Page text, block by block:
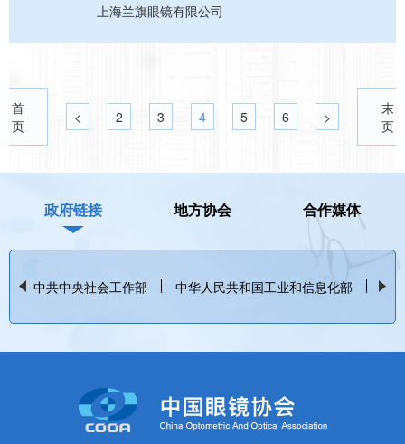
上海兰旗眼镜有限公司
首
页
< 2 3 4 5 6 >
末
页
政府链接 地方协会 合作媒体
中共中央社会工作部 中华人民共和国工业和信息化部 中